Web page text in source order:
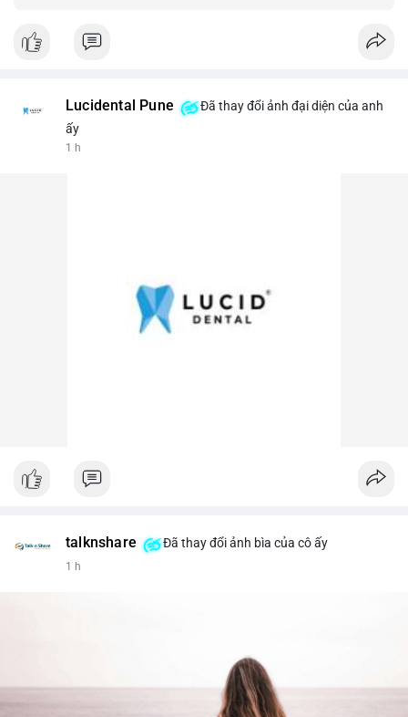
Lucidental Pune
Đã thay đổi ảnh đại diện của anh
ấy
1 h
talknshare Đã thay đổi ảnh bìa của cô ấy
1 h